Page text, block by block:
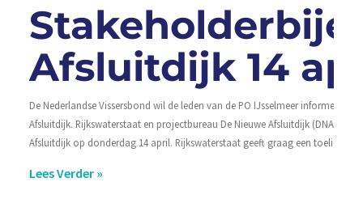
Afsluitdijk 14
De Nederlandse Vissersbond wil de leden van de PO IJsselmeer informeren
Afsluitdijk. Rijkswaterstaat en projectbureau De Nieuwe Afsluitdijk (DNA)
Afsluitdijk op donderdag 14 april. Rijkswaterstaat geeft graag een
Lees Verder »